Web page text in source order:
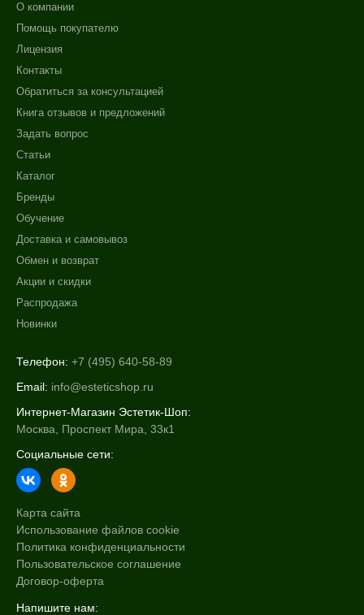
О компании
Помощь покупателю
Лицензия
Контакты
Обратиться за консультацией
Книга отзывов и предложений
Задать вопрос
Статьи
Каталог
Бренды
Обучение
Доставка и самовывоз
Обмен и возврат
Акции и скидки
Распродажа
Новинки
Телефон: +7 (495) 640-58-89
Email: info@esteticshop.ru
Интернет-Магазин Эстетик-Шоп:
Москва, Проспект Мира, 33к1
Социальные сети:
Карта сайта
Использование файлов cookie
Политика конфиденциальности
Пользовательское соглашение
Договор-оферта
Напишите нам: